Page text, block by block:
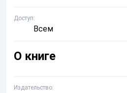
Доступ
Всем
О книге
Издательство